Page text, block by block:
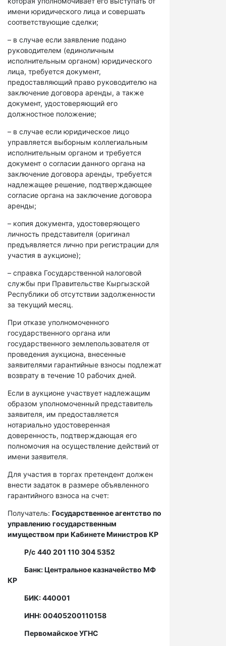
имени юридического лица и совершать
соответствующие сделки;
– в случае если заявление подано
руководителем (единоличным
исполнительным органом) юридического
лица, требуется документ,
предоставляющий право руководителю на
заключение договора аренды, а также
документ, удостоверяющий его
должностное положение;
– в случае если юридическое лицо
управляется выборным коллегиальным
исполнительным органом и требуется
документ о согласии данного органа на
заключение договора аренды, требуется
надлежащее решение, подтверждающее
согласие органа на заключение договора
аренды;
– копия документа, удостоверяющего
личность представителя (оригинал
предъявляется лично при регистрации для
участия в аукционе);
– справка Государственной налоговой
службы при Правительстве Кыргызской
Республики об отсутствии задолженности
за текущий месяц.
При отказе уполномоченного
государственного органа или
государственного землепользователя от
проведения аукциона, внесенные
заявителями гарантийные взносы подлежат
возврату в течение 10 рабочих дней.
Если в аукционе участвует надлежащим
образом уполномоченный представитель
заявителя, им предоставляется
нотариально удостоверенная
доверенность, подтверждающая его
полномочия на осуществление действий от
имени заявителя.
Для участия в торгах претендент должен
внести задаток в размере объявленного
гарантийного взноса на счет:
Получатель: Государственное агентство по
управлению государственным
имуществом при Кабинете Министров КР
Р/с 440 201 110 304 5352
Банк: Центральное казначейство МФ
КР
БИК: 440001
ИНН: 00405200110158
Первомайское УГНС